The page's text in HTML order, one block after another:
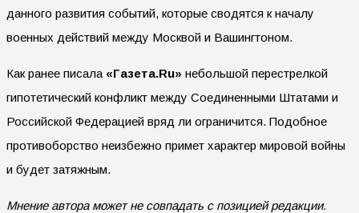
данного развития событий, которые сводятся к началу
военных действий между Москвой и Вашингтоном.
Как ранее писала «Газета.Ru» небольшой перестрелкой
гипотетический конфликт между Соединенными Штатами и
Российской Федерацией вряд ли ограничится. Подобное
противоборство неизбежно примет характер мировой войны
и будет затяжным.
Мнение автора может не совпадать с позицией редакции.